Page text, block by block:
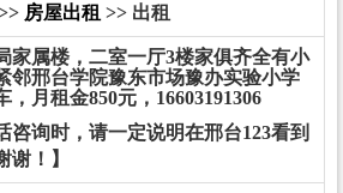
房屋出租 >> 出租
家属楼，二室一厅3楼家俱齐全有小
邻邢台学院豫东市场豫办实验小学
，月租金850元，16603191306
咨询时，请一定说明在邢台123看到
谢！】